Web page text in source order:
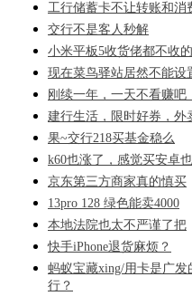
工行储蓄卡不让转账和消
交行不是客人秒解
小米平板5收货佬都不收
现在菜鸟驿站居然不能设
刚续一年，一天不看赚吧
建行生活，限时好券，外
果~交行218买基金稳么
k60也涨了，感觉买安卓
京东第三方商家真的慎买
13pro 128 绿色能卖4000
本地法院也太不严谨了把
快手iPhone退货麻烦？
蚂蚁宝藏xing/用卡是广
行？